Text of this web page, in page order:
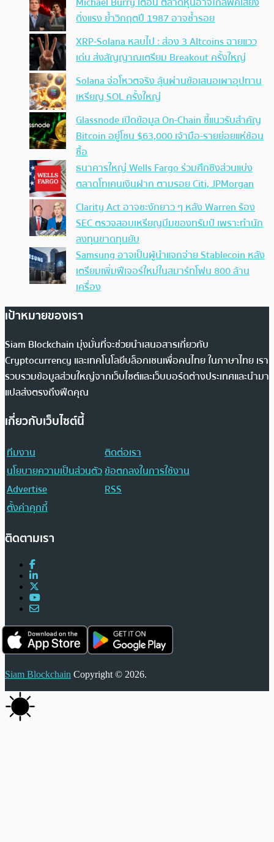
ดิ่งแรง ย้ำวิกฤตปี 1987 อาจซ้ำรอย
XRP-Solana หลบไป : ส่อง 3 Altcoins ฉายแวว
เด่น ส่งสัญญาณเตรียม Breakout ครั้งใหญ่
Solana จ่อโหวตจริง ลุ้นผ่านข้อเสนอเผาอุปทาน
เหรียญ SOL ครั้งใหญ่
Glassnode เปิดข้อมูล On-Chain ชี้แนวรับสำคัญ
Bitcoin อยู่โซน $63,000 เจ้ามือ-รายย่อยแห่ช้อน
ซื้อ
ธนาคารใหญ่ Wells Fargo ร่วมศึกชิงส่วนแบ่ง
ตลาดโทเคนเงินฝาก ตามรอย Citi, JPMorgan
Clarity Act อาจชะงักยาว ๆ หลัง Warren ร้อง
SEC ตรวจสอบเหรียญมีมของทรัมป์ เพราะทำนัก
ลงทุนขาดทุนยับ
Samsung อาจเป็นผู้นำแจกจ่าย Stablecoin หลัง
เตรียมเพิ่มฟีเจอร์ใหม่ในสมาร์ทโฟน 800 ล้าน
เครื่อง
เป้าหมายของเรา
Siam Blockchain มุ่งมั่นที่จะช่วยนำเสนอสารเกี่ยวกับ
Cryptocurrency และเทคโนโลยีบล็อกเชนเพื่อคนไทย ในภาษาไทย เรา
รวบรวมข้อมูลส่วนใหญ่จากเว็บไซต์และเว็บบอร์ดต่างประเทศและนำมา
แปลส่งตรงถึงฟีดคุณ
เกี่ยวกับเว็บไซต์นี้
ทีมงาน
ติดต่อเรา
นโยบายความเป็นส่วนตัวข้อตกลงในการใช้งาน
Advertise
RSS
ตั้งค่าคุกกี้
ติดตามเรา
Siam Blockchain Copyright © 2026.